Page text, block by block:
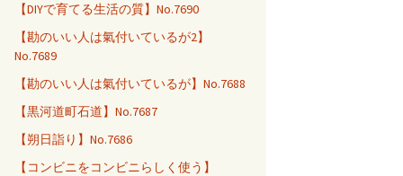
【DIYで育てる生活の質】No.7690
【勘のいい人は氣付いているが2】
No.7689
【勘のいい人は氣付いているが】No.7688
【黒河道町石道】No.7687
【朔日詣り】No.7686
【コンビニをコンビニらしく使う】